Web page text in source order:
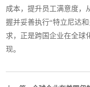
成本，提升员工满意度，
握并妥善执行“特立尼达
求，正是跨国企业在全球
现。